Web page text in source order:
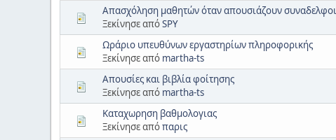
Απασχόληση μαθητών όταν απουσιάζουν συναδελφοι
Ξεκίνησε απόSPY
Ωράριο υπευθύνων εργαστηρίων πληροφορικής
Ξεκίνησε από martha-ts
Απουσίες και βιβλία φοίτησης
Ξεκίνησε από martha-ts
Καταχωρηση βαθμολογιας
Ξεκίνησε απόπαρις